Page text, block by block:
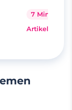
7 Minuten
Artikel lesen